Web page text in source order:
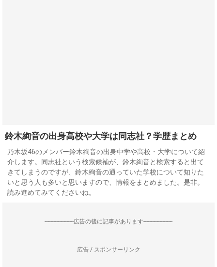
鈴木絢音の出身高校や大学は同志社？学歴まとめ
乃木坂46のメンバー鈴木絢音の出身中学や高校・大学について紹
介します。同志社という検索候補が、鈴木絢音と検索すると出て
きてしまうのですが、鈴木絢音の通っていた学校について知りた
いと思う人も多いと思いますので、情報をまとめました。是非。
読み進めてみてくださいね。
--------------------広告の後に記事があります--------------------
広告 / スポンサーリンク